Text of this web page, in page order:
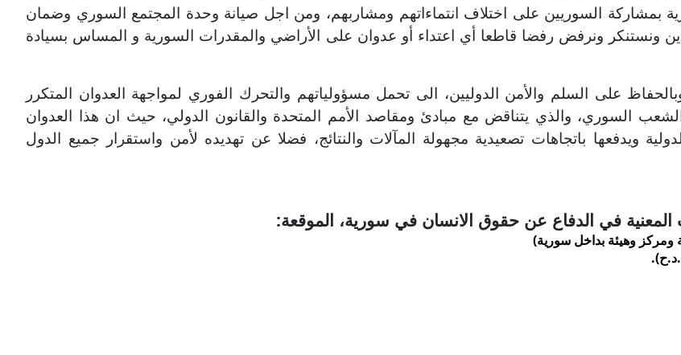
بمشاركة السوريين على اختلاف انتماءاتهم ومشاربهم، ومن اجل صيانة وحدة المجتمع السوري وضمان
ونستنكر ونرفض رفضا قاطعا أي اعتداء أو عدوان على الأراضي والمقدرات السورية و المساس بسيادة
وبالحفاظ على السلم والأمن الدوليين، الى تحمل مسؤولياتهم والتحرك الفوري لمواجهة العدوان المتكرر
الشعب السوري، والذي يتناقض مع مبادئ ومقاصد الأمم المتحدة والقانون الدولي، حيث ان هذا العدوان
ويدفعها باتجاهات تصعيدية مجهولة المآلات والنتائج، فضلا عن تهديده لأمن واستقرار جميع الدول
المعنية في الدفاع عن حقوق الانسان في سورية، الموقعة: